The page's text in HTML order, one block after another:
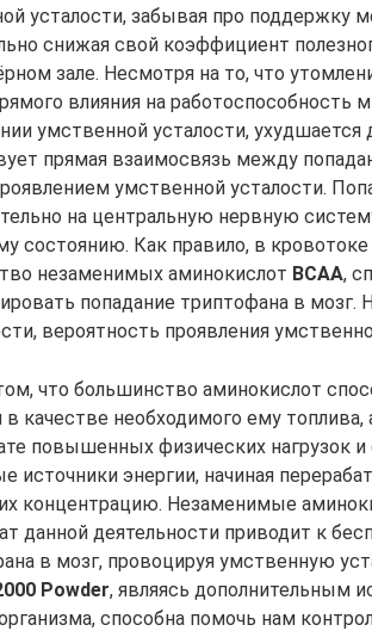
усталости, забывая про поддержку
снижая свой коэффициент
зале. Несмотря на то, что
влияния на работоспособность
умственной усталости,
прямая взаимосвязь между
умственной усталости.
на центральную нервную
состоянию. Как правило, в
незаменимых аминокислот BCAA,
попадание триптофана в мозг.
вероятность проявления
что большинство аминокислот
в качестве необходимого ему
повышенных физических нагрузок
источники энергии, начиная
концентрацию. Незаменимые
данной деятельности приводит к
в мозг, провоцируя умственную
Powder, являясь дополнительным
способна помочь нам